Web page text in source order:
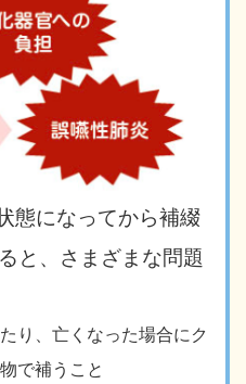
態になってから補綴
と、さまざまな問題
り、亡くなった場合にク
で補うこと